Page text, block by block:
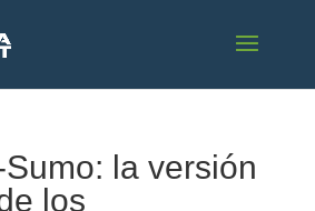
la versión
los